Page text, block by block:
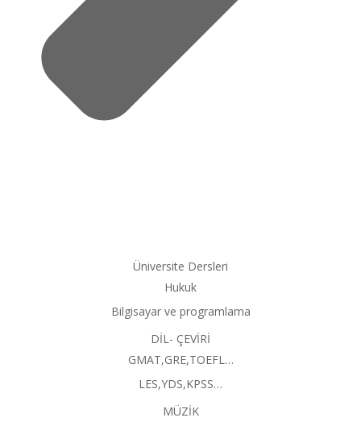
Üniversite Dersleri
Hukuk
Bilgisayar ve programlama
DİL- ÇEVİRİ
GMAT,GRE,TOEFL…
LES,YDS,KPSS…
MÜZİK